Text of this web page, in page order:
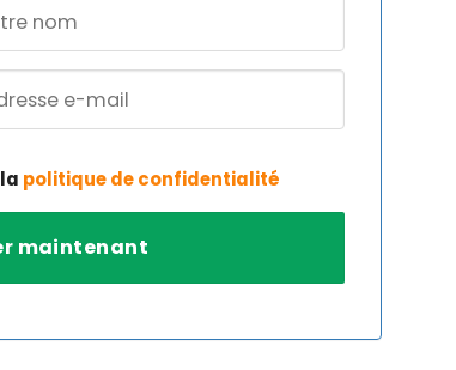
politique de confidentialité